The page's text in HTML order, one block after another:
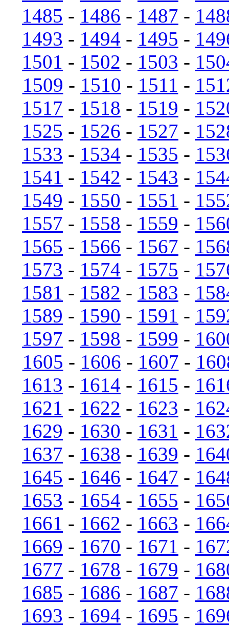
1485 - 1486 - 1487 -
1493 - 1494 - 1495 -
1501 - 1502 - 1503 -
1509 - 1510 - 1511 -
1517 - 1518 - 1519 -
1525 - 1526 - 1527 -
1533 - 1534 - 1535 -
1541 - 1542 - 1543 -
1549 - 1550 - 1551 -
1557 - 1558 - 1559 -
1565 - 1566 - 1567 -
1573 - 1574 - 1575 -
1581 - 1582 - 1583 -
1589 - 1590 - 1591 -
1597 - 1598 - 1599 -
1605 - 1606 - 1607 -
1613 - 1614 - 1615 -
1621 - 1622 - 1623 -
1629 - 1630 - 1631 -
1637 - 1638 - 1639 -
1645 - 1646 - 1647 -
1653 - 1654 - 1655 -
1661 - 1662 - 1663 -
1669 - 1670 - 1671 -
1677 - 1678 - 1679 -
1685 - 1686 - 1687 -
1693 - 1694 - 1695 -